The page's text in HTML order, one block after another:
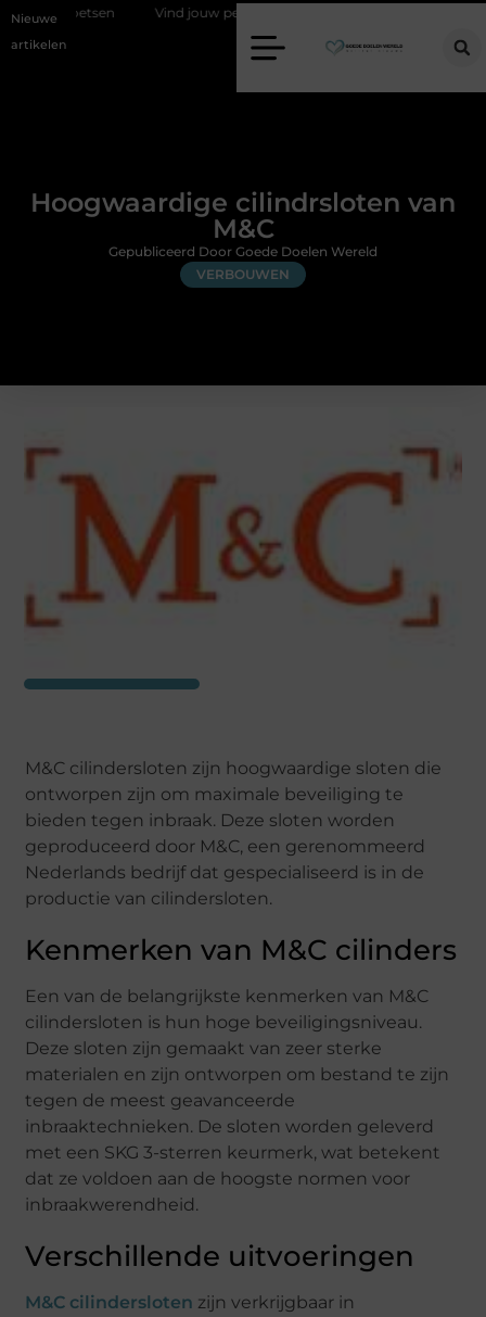
Nieuwe
artikelen
Vind jouw perfecte AC Milan merchandise
Hoogwaardige cilindrsloten van
M&C
VERBOUWEN
Gepubliceerd Door Goede Doelen Wereld
M&C cilindersloten zijn hoogwaardige sloten die
ontworpen zijn om maximale beveiliging te
bieden tegen inbraak. Deze sloten worden
geproduceerd door M&C, een gerenommeerd
Nederlands bedrijf dat gespecialiseerd is in de
productie van cilindersloten.
Kenmerken van M&C cilinders
Een van de belangrijkste kenmerken van M&C
cilindersloten is hun hoge beveiligingsniveau.
Deze sloten zijn gemaakt van zeer sterke
materialen en zijn ontworpen om bestand te zijn
tegen de meest geavanceerde
inbraaktechnieken. De sloten worden geleverd
met een SKG 3-sterren keurmerk, wat betekent
dat ze voldoen aan de hoogste normen voor
inbraakwerendheid.
Verschillende uitvoeringen
M&C cilindersloten zijn verkrijgbaar in